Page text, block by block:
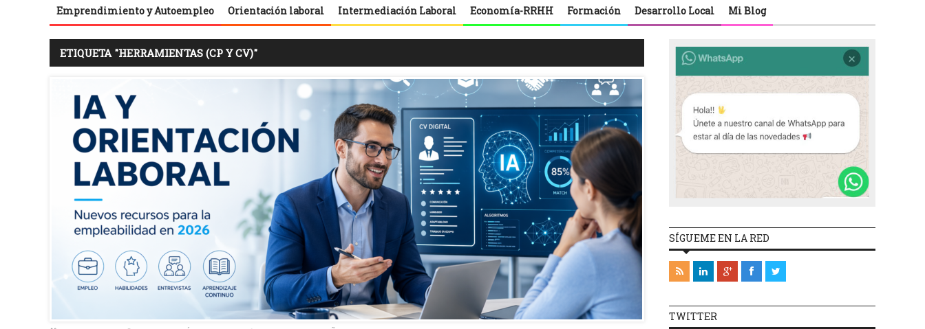
Emprendimiento y Autoempleo Orientación laboral Intermediación Laboral Economía-RRHH Formación Desarrollo Local Mi Blog
ETIQUETA "HERRAMIENTAS (CP Y CV)"
SÍGUEME EN LA RED
TWITTER